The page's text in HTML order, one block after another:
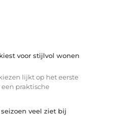
voor stijlvol wonen
lijkt op het eerste
praktische
veel ziet bij